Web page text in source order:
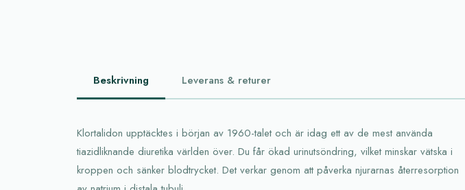
Beskrivning Leverans & returer
Klortalidon upptäcktes i början av 1960-talet och är idag ett av de mest använda
tiazidliknande diuretika världen över. Du får ökad urinutsöndring, vilket minskar vätska i
kroppen och sänker blodtrycket. Det verkar genom att påverka njurarnas återresorption